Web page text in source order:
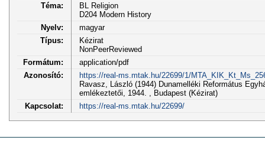
Téma:
BL Religion
D204 Modern History
Nyelv:
magyar
Típus:
Kézirat
NonPeerReviewed
Formátum:
application/pdf
Azonosító:
https://real-ms.mtak.hu/22699/1/
Ravasz, László (1944) Dunamelléki Református
emlékeztetői, 1944. , Budapest (Kézirat)
Kapcsolat:
https://real-ms.mtak.hu/22699/